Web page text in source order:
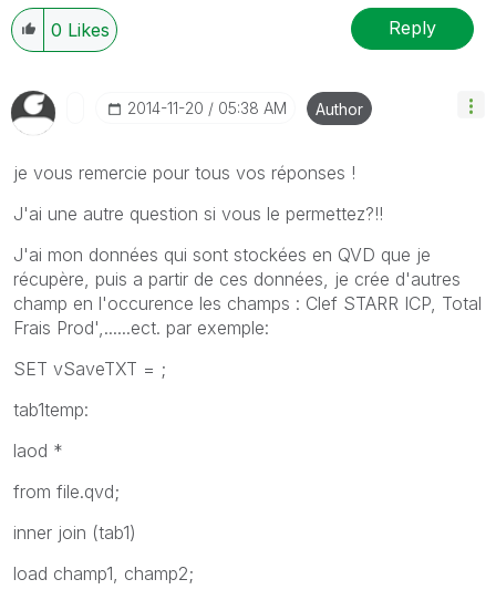
0 Likes Reply
‎2014-11-20 05:38 AM Author
je vous remercie pour tous vos réponses !
J'ai une autre question si vous le permettez?!!
J'ai mon données qui sont stockées en QVD que je
récupère, puis a partir de ces données, je crée d'autres
champ en l'occurence les champs : Clef STARR ICP, Total
Frais Prod',......ect. par exemple:
SET vSaveTXT = ;
tab1temp:
laod *
from file.qvd;
inner join (tab1)
load champ1, champ2;